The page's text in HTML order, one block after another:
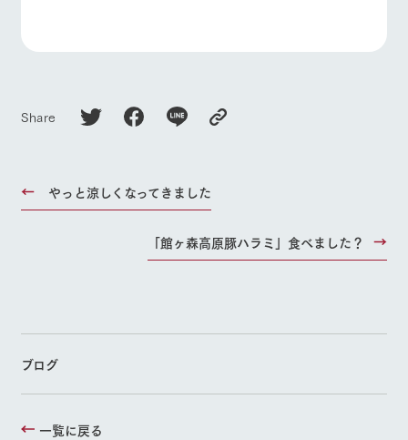
Share
やっと涼しくなってきました
「館ヶ森高原豚ハラミ」食べました？
ブログ
一覧に戻る